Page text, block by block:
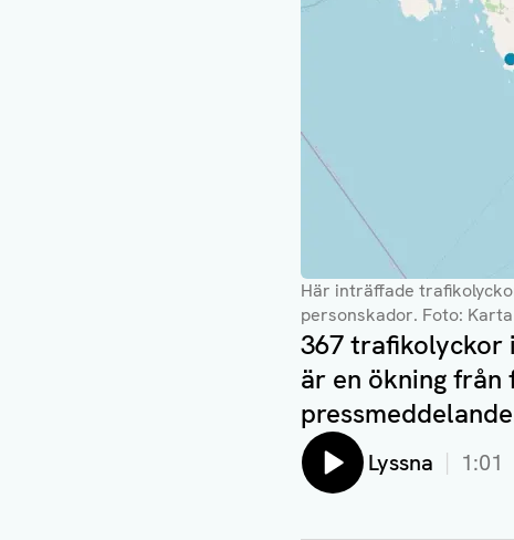
Här inträffade
personskador. Foto:
367 trafikolyckor
är en ökning
Lyssna 1:01